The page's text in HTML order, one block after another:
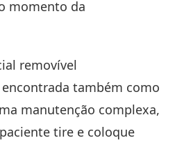
momento da
removível
também como
manutenção complexa,
tire e coloque